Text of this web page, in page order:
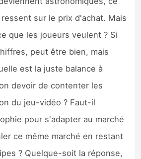
sur le prix d'achat. Mais
que les joueurs veulent ? Si
peut être bien, mais
est la juste balance à
devoir de contenter les
du jeu-vidéo ? Faut-il
pour s'adapter au marché
ce même marché en restant
? Quelque-soit la réponse,